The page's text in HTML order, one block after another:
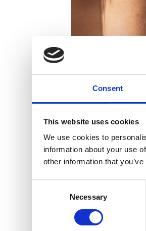
Consent
This website uses cookies
We use cookies to
information about your use
other information that
Necessary